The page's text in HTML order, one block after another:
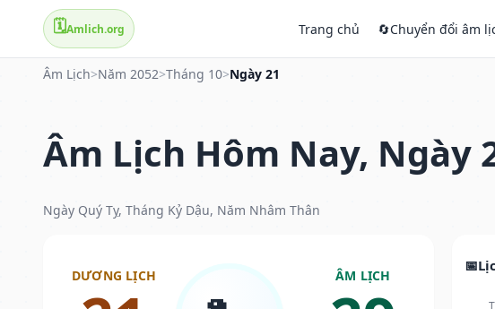
🗓️Amlich.org Trang chủ 🔄Chuyển đổi âm
Âm Lịch>Năm 2052>Tháng 10>Ngày 21
Âm Lịch Hôm Nay, Ngày
Ngày Quý Tỵ, Tháng Kỷ Dậu, Năm Nhâm Thân
DƯƠNG LỊCH ÂM LỊCH